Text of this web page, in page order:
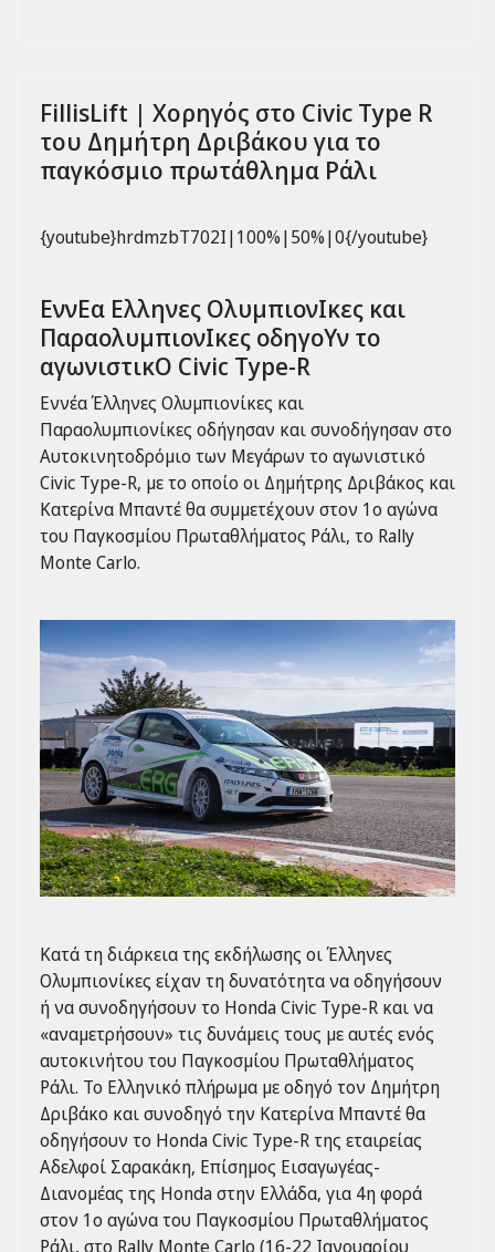
FillisLift | Χορηγός στο Civic Type R
του Δημήτρη Δριβάκου για το
παγκόσμιο πρωτάθλημα Ράλι
{youtube}hrdmzbT702I|100%|50%|0{/youtube}
ΕννΕα Ελληνες ΟλυμπιονΙκες και
ΠαραολυμπιονΙκες οδηγοΥν το
αγωνιστικΟ Civic Type-R
Εννέα Έλληνες Ολυμπιονίκες και
Παραολυμπιονίκες οδήγησαν και συνοδήγησαν στο
Αυτοκινητοδρόμιο των Μεγάρων το αγωνιστικό
Civic Type-R, με το οποίο οι Δημήτρης Δριβάκος και
Κατερίνα Μπαντέ θα συμμετέχουν στον 1ο αγώνα
του Παγκοσμίου Πρωταθλήματος Ράλι, το Rally
Monte Carlo.
Κατά τη διάρκεια της εκδήλωσης οι Έλληνες
Ολυμπιονίκες είχαν τη δυνατότητα να οδηγήσουν
ή να συνοδηγήσουν το Honda Civic Type-R και να
«αναμετρήσουν» τις δυνάμεις τους με αυτές ενός
αυτοκινήτου του Παγκοσμίου Πρωταθλήματος
Ράλι. Το Ελληνικό πλήρωμα με οδηγό τον Δημήτρη
Δριβάκο και συνοδηγό την Κατερίνα Μπαντέ θα
οδηγήσουν το Honda Civic Type-R της εταιρείας
Αδελφοί Σαρακάκη, Επίσημος Εισαγωγέας-
Διανομέας της Honda στην Ελλάδα, για 4η φορά
στον 1ο αγώνα του Παγκοσμίου Πρωταθλήματος
Ράλι, στο Rally Monte Carlo (16-22 Ιανουαρίου